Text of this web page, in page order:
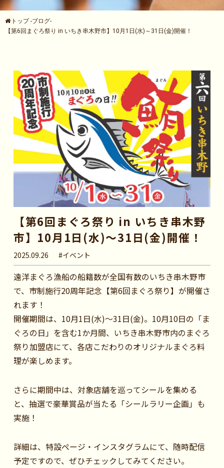
トップ -ブログ-
【第6回まぐろ祭り in いちき串木野市】10月1日(水)～31日(金)開催！
【第6回まぐろ祭り in いちき串木野
市】10月1日(水)～31日(金)開催！
2025.09.26 #イベント
遠洋まぐろ漁船の船籍数が全国有数のいちき串木野市
で、市制施行20周年記念【第6回まぐろ祭り】が開催さ
れます！
開催期間は、10月1日(水)～31日(金)。10月10日の「ま
ぐろの日」を含む1か月間、いちき串木野市内のまぐろ
祭り加盟店にて、各店こだわりのオリジナルまぐろ料
理が楽しめます。
さらに期間中は、対象店舗を巡ってシールを集める
と、抽選で豪華賞品が当たる「シールラリー企画」も
実施！
詳細は、特設ページ・インスタグラムにて、随時配信
予定ですので、ぜひチェックしてみてください。